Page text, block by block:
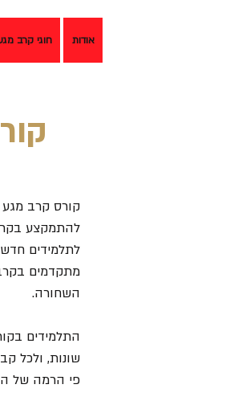
אודות חוגי קרב
קורס קרב
להתמקצע
לתלמידים
מתקדמים
השחורה.
התלמידים
שונות, ולכל
פי הרמה של